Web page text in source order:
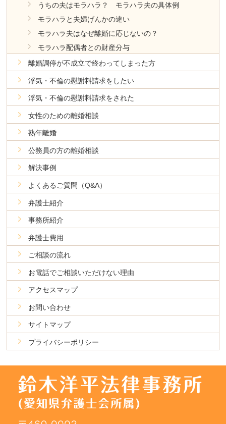
うちの夫はモラハラ？ モラハラ夫の具体例
モラハラと夫婦げんかの違い
モラハラ夫はなぜ離婚に応じないの？
モラハラ配偶者との財産分与
離婚調停が不成立で終わってしまった方
浮気・不倫の慰謝料請求をしたい
浮気・不倫の慰謝料請求をされた
女性のための離婚相談
熟年離婚
公務員の方の離婚相談
解決事例
よくあるご質問（Q&A）
弁護士紹介
事務所紹介
弁護士費用
ご相談の流れ
お電話でご相談いただけない理由
アクセスマップ
お問い合わせ
サイトマップ
プライバシーポリシー